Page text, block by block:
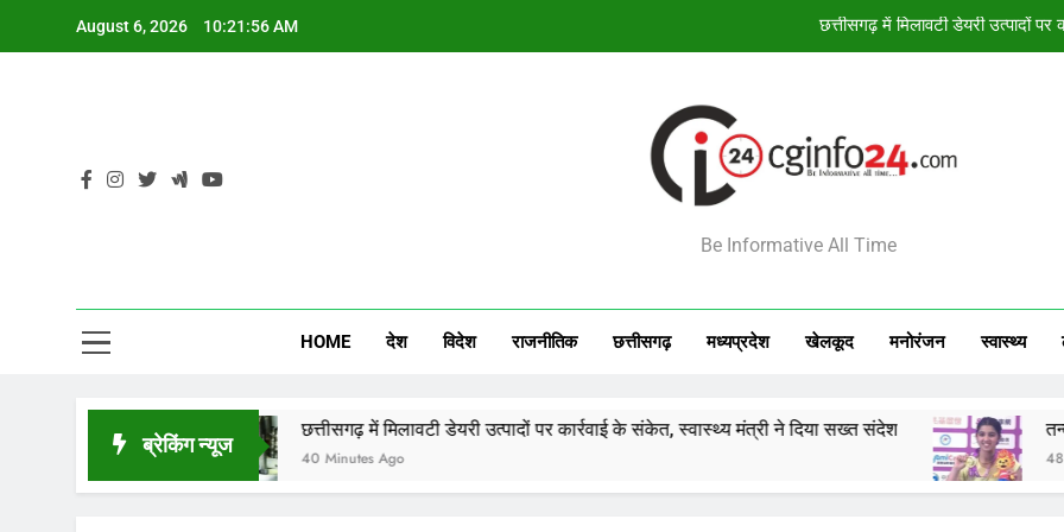
August 6, 2026 10:21:57 AM तन्वी शर्मा ने कोरिया
छत्तीसगढ़ में मिलावटी डेयरी उत्पादों
Be Informative All Time
HOME देश विदेश राजनीतिक छत्तीसगढ़ मध्‍यप्रदेश खेलकूद मनोरंजन स्‍वास्‍थ्‍य
ब्रेकिंग न्यूज
छत्तीसगढ़ में मिलावटी डेयरी उत्पादों पर कार्रवाई के संकेत, स्वास्थ्य मंत्री ने दिया सख्त संदेश
40 Minutes Ago
तन्वी शर्मा ने
48 Minutes Ago